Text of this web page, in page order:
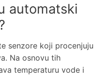
automatski
senzore koji procenjuju
Na osnovu tih
temperaturu vode i